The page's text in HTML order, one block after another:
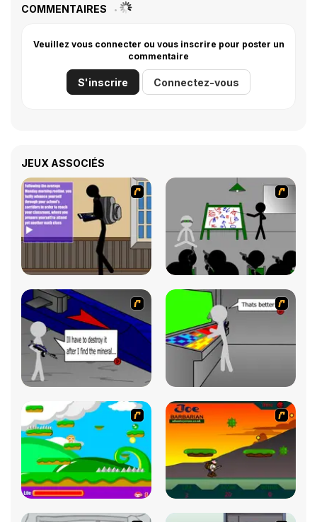
COMMENTAIRES
Veuillez vous connecter ou vous inscrire pour poster un
commentaire
S'inscrire Connectez-vous
JEUX ASSOCIÉS